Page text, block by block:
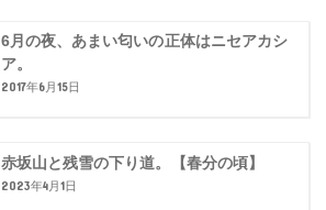
6月の夜、あまい匂いの正体はニセアカシ
ア。
2017年6月15日
赤坂山と残雪の下り道。【春分の頃】
2023年4月1日